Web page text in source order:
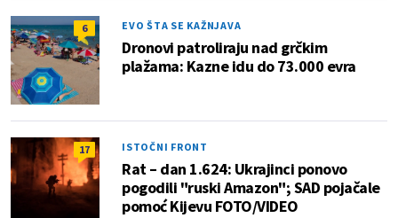
6 EVO ŠTA SE KAŽNJAVA
Dronovi patroliraju nad grčkim
plažama: Kazne idu do 73.000 evra
17 ISTOČNI FRONT
Rat – dan 1.624: Ukrajinci ponovo
pogodili "ruski Amazon"; SAD pojačale
pomoć Kijevu FOTO/VIDEO